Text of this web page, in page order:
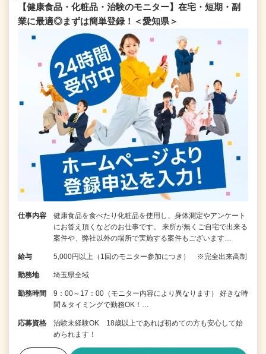
【健康食品・化粧品・治験のモニター】在宅・短期・副
業に最適◎まずは簡単登録！＜愛知県＞
仕事内容
健康食品を食べたり化粧品を使用し、身体測定やアンケート
にお答え頂くなどのお仕事です。 来所が無くご自宅で出来る
案件や、弊社以外の場所で実施する案件もございます…
給与 5,000円以上（1回のモニター参加につき） ※完全出来高制
勤務地 埼玉県全域
勤務時間
9：00～17：00（モニター内容により異なります） 好きな時
間＆タイミングで勤務OK！…
応募資格
治験未経験OK 18歳以上であれば初めての方も安心して始
められます！